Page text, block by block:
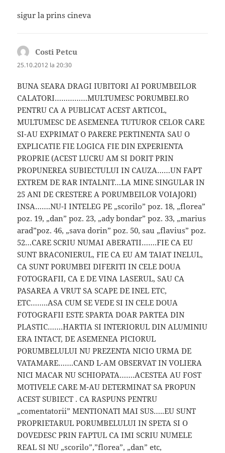
sigur la prins cineva
Costi Petcu
25.10.2012 la 20:30
BUNA SEARA DRAGI IUBITORI AI PORUMBEILOR
CALATORI……………MULTUMESC PORUMBEI.RO
PENTRU CA A PUBLICAT ACEST ARTICOL,
MULTUMESC DE ASEMENEA TUTUROR CELOR CARE
SI-AU EXPRIMAT O PARERE PERTINENTA SAU O
EXPLICATIE FIE LOGICA FIE DIN EXPERIENTA
PROPRIE (ACEST LUCRU AM SI DORIT PRIN
PROPUNEREA SUBIECTULUI IN CAUZA……UN FAPT
EXTREM DE RAR INTALNIT…LA MINE SINGULAR IN
25 ANI DE CRESTERE A PORUMBEILOR VOIAJORI)
INSA…….NU-I INTELEG PE „scorilo” poz. 18, „florea”
poz. 19, „dan” poz. 23, „ady bondar” poz. 33, „marius
arad”poz. 46, „sava dorin” poz. 50, sau „flavius” poz.
52…CARE SCRIU NUMAI ABERATII…….FIE CA EU
SUNT BRACONIERUL, FIE CA EU AM TAIAT INELUL,
CA SUNT PORUMBEI DIFERITI IN CELE DOUA
FOTOGRAFII, CA E DE VINA LASERUL, SAU CA
PASAREA A VRUT SA SCAPE DE INEL ETC,
ETC……..ASA CUM SE VEDE SI IN CELE DOUA
FOTOGRAFII ESTE SPARTA DOAR PARTEA DIN
PLASTIC…….HARTIA SI INTERIORUL DIN ALUMINIU
ERA INTACT, DE ASEMENEA PICIORUL
PORUMBELULUI NU PREZENTA NICIO URMA DE
VATAMARE…….CAND L-AM OBSERVAT IN VOLIERA
NICI MACAR NU SCHIOPATA…….ACESTEA AU FOST
MOTIVELE CARE M-AU DETERMINAT SA PROPUN
ACEST SUBIECT . CA RASPUNS PENTRU
„comentatorii” MENTIONATI MAI SUS…..EU SUNT
PROPRIETARUL PORUMBELULUI IN SPETA SI O
DOVEDESC PRIN FAPTUL CA IMI SCRIU NUMELE
REAL SI NU „scorilo”,”florea”, „dan” etc,